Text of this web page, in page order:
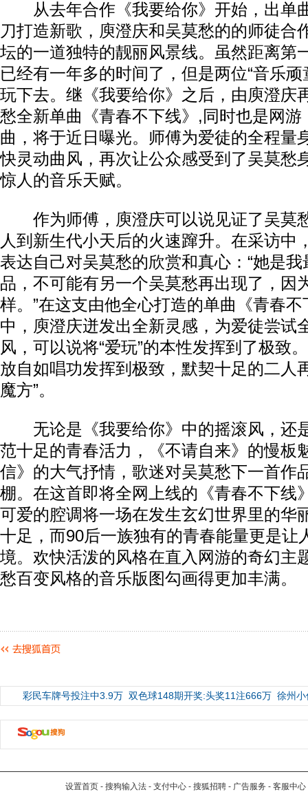
从去年合作《我要给你》开始，出单
刀打造新歌，庾澄庆和吴莫愁的的师徒合
坛的一道独特的靓丽风景线。虽然距离第
已经有一年多的时间了，但是两位“音乐顽
玩下去。继《我要给你》之后，由庾澄庆
愁全新单曲《青春不下线》,同时也是网游
曲，将于近日曝光。师傅为爱徒的全程量
快灵动曲风，再次让公众感受到了吴莫愁
惊人的音乐天赋。
作为师傅，庾澄庆可以说见证了吴莫
人到新生代小天后的火速蹿升。在采访中
表达自己对吴莫愁的欣赏和真心：“她是
品，不可能有另一个吴莫愁再出现了，因
样。”在这支由他全心打造的单曲《青春
中，庾澄庆迸发出全新灵感，为爱徒尝试
风，可以说将“爱玩”的本性发挥到了极致
放自如唱功发挥到极致，默契十足的二人
魔方”。
无论是《我要给你》中的摇滚风，还
范十足的青春活力，《不请自来》的慢板
信》的大气抒情，歌迷对吴莫愁下一首作
棚。在这首即将全网上线的《青春不下线
可爱的腔调将一场在发生玄幻世界里的华
十足，而90后一族独有的青春能量更是让
境。欢快活泼的风格在直入网游的奇幻主
愁百变风格的音乐版图勾画得更加丰满。
彩民车牌号投注中3.9万 双色球148期开奖:头奖11注666万 徐州
设置首页 - 搜狗输入法 - 支付中心 - 搜狐招聘 - 广告服务 - 客服中心